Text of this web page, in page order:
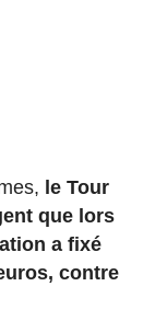
le Tour
que lors
a fixé
contre